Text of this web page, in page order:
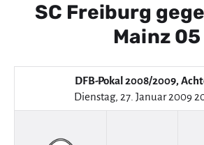
SC Freiburg
Mainz 05
DFB-Pokal 2008/2009,
Dienstag, 27. Januar 2009